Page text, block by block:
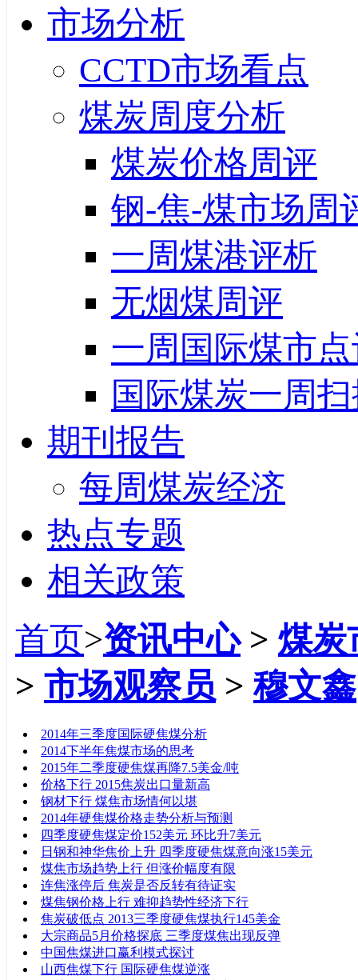
市场分析
CCTD市场看点
煤炭周度分析
煤炭价格周评
钢-焦-煤市场周
一周煤港评析
无烟煤周评
一周国际煤市
国际煤炭一周
期刊报告
每周煤炭经济
热点专题
相关政策
首页>资讯中心> 煤炭
> 市场观察员 >穆文鑫
2014年三季度国际硬焦煤分析
2014下半年焦煤市场的思考
2015年二季度硬焦煤再降7.5美金/吨
价格下行 2015焦炭出口量新高
钢材下行 煤焦市场情何以堪
2014年硬焦煤价格走势分析与预测
四季度硬焦煤定价152美元 环比升7美元
日钢和神华焦价上升 四季度硬焦煤意向涨15美元
煤焦市场趋势上行 但涨价幅度有限
连焦涨停后 焦炭是否反转有待证实
煤焦钢价格上行 难抑趋势性经济下行
焦炭破低点 2013三季度硬焦煤执行145美金
大宗商品5月价格探底 三季度煤焦出现反弹
中国焦煤进口赢利模式探讨
山西焦煤下行 国际硬焦煤逆涨